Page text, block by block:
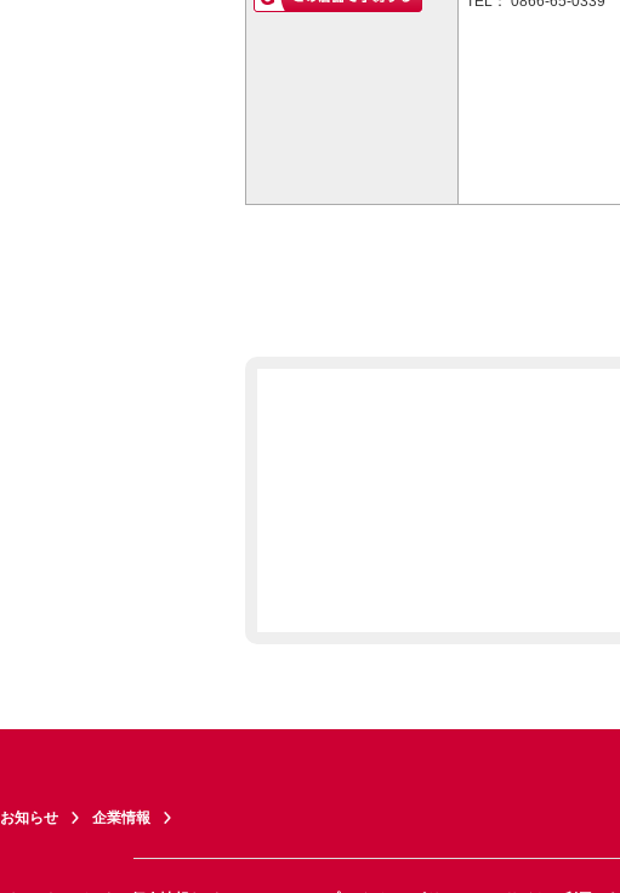
お知らせ 企業情報